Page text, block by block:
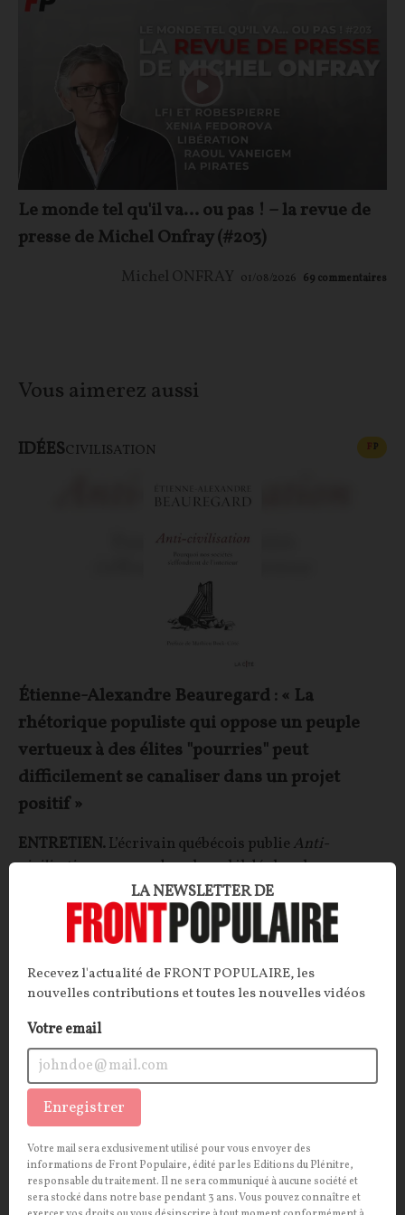
Le monde tel qu'il va… ou pas ! – la revue de
presse de Michel Onfray (#203)
Michel ONFRAY 01/08/2026 69 commentaires
Vous aimerez aussi
IDÉESCIVILISATION FP
Étienne-Alexandre Beauregard : « La
rhétorique populiste qui oppose un peuple
vertueux à des élites "pourries" peut
difficilement se canaliser dans un projet
positif »
ENTRETIEN.L’écrivain québécois publie Anti-
civilisation, ouvrage dans lequel il déplore la
domination de l’individualisme exacerbé et la perte
de repères collectifs qui en découle. Tout en
reconnaissant que le populisme a eu le mérite de
Beauregard en appelle à l’émergence d’un
« conservatisme du bien commun ».
SOCIÉTÉPROGRESSISME
LA NEWSLETTER DE
Recevez l'actualité de FRONT POPULAIRE, les
nouvelles contributions et toutes les nouvelles vidéos
Votre email
Enregistrer
Votre mail sera exclusivement utilisé pour vous envoyer des
informations de Front Populaire, édité par les Editions du Plénitre,
responsable du traitement. Il ne sera communiqué à aucune société et
sera stocké dans notre base pendant 3 ans. Vous pouvez connaître et